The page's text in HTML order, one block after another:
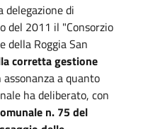
delegazione di
del 2011 il "Consorzio
della Roggia San
corretta gestione
a quanto
ha deliberato, con
n. 75 del